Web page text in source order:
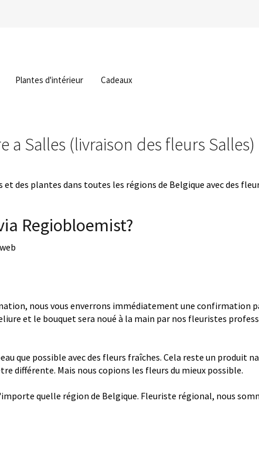
Plantes d'intérieur Cadeaux
a Salles (livraison des fleurs Salles)
des plantes dans toutes les régions de Belgique avec des
Regiobloemist?
nous vous enverrons immédiatement une confirmation
et le bouquet sera noué à la main par nos fleuristes
que possible avec des fleurs fraîches. Cela reste un produit
différente. Mais nous copions les fleurs du mieux possible.
quelle région de Belgique. Fleuriste régional, nous